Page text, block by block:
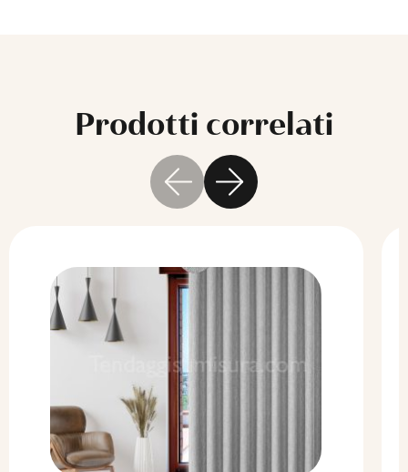
Prodotti correlati